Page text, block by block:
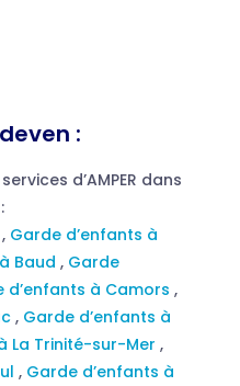
:
d’AMPER dans
, Garde d’enfants à
Baud , Garde
d’enfants à Camors ,
, Garde d’enfants à
La Trinité-sur-Mer ,
, Garde d’enfants à